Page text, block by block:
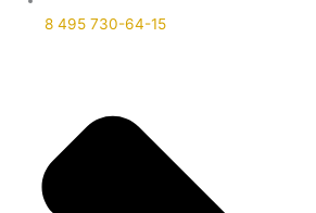
8 495 730-64-15